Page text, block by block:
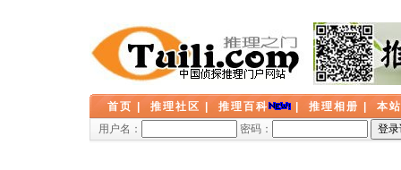
首页 推理社区 推理百科 推理相册
本
用户名：
密码：